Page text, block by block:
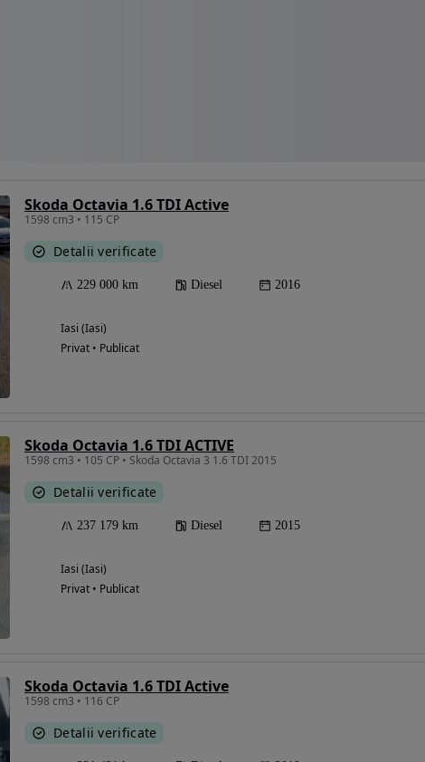
Skoda Octavia 1.6 TDI Active
1598 cm3 • 115 CP
Detalii verificate
229 000 km Diesel 2016
Iasi (Iasi)
Privat • Publicat
Skoda Octavia 1.6 TDI ACTIVE
1598 cm3 • 105 CP • Skoda Octavia 3 1.6 TDI 2015
Detalii verificate
237 179 km Diesel 2015
Iasi (Iasi)
Privat • Publicat
Skoda Octavia 1.6 TDI Active
1598 cm3 • 116 CP
Detalii verificate